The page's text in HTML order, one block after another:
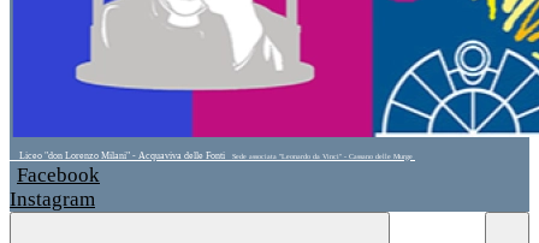
Liceo "don Lorenzo Milani" - Acquaviva delle Fonti Sede associata "Leonardo da Vinci" - Cassano delle Murge
Facebook
Instagram